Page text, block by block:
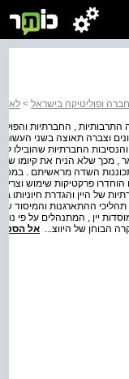
ופוליטיקה בישראל > לא
, החברתיות
וצברה תאוצה בשני
החברתיות שהובילו
, מכך שלא הניח את קיומו
השדה מראשיתם .
פרקטיקות שימוש
של היין והגדרת
ההתארגנות והמיסוד
יין , המתנהלים על פי
הבוחן של היווצ... אל הספר